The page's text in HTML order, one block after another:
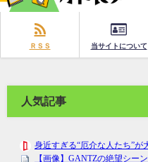
ＲＳＳ 当サイトについて
人気記事